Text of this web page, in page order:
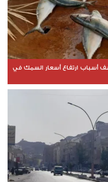
أسباب ارتفاع أسعار السمك في